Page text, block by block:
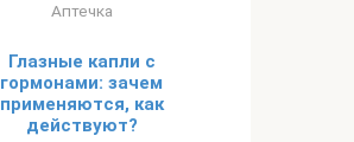
Аптечка
Глазные капли с
гормонами: зачем
применяются, как
действуют?